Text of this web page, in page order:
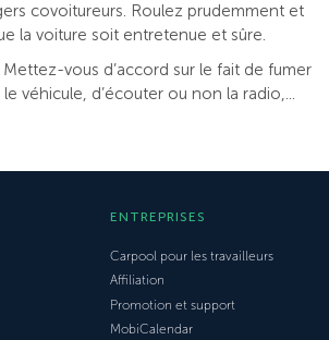
covoitureurs. Roulez prudemment et
la voiture soit entretenue et sûre.
Mettez-vous d’accord sur le fait de fumer
véhicule, d’écouter ou non la radio,...
ENTREPRISES
Carpool pour les travailleurs
Affiliation
Promotion et support
MobiCalendar